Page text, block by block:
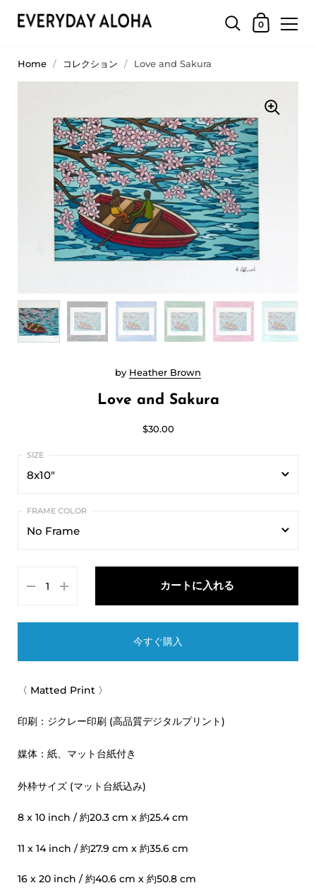
0
Love and Sakura
by Heather Brown
$30.00
8x10"
8x10"
11x14"
No Frame
Black
Yellow
Barnwood
カートに入れる
今すぐ購入
〈 Matted Print 〉
印刷：ジクレー印刷 (高品質デジタルプリント)
媒体：紙、マット台紙付き
外枠サイズ (マット台紙込み)
8 x 10 inch / 約20.3 cm x 約25.4 cm
11 x 14 inch / 約27.9 cm x 約35.6 cm
16 x 20 inch / 約40.6 cm x 約50.8 cm
Home / コレクション / Love and Sakura